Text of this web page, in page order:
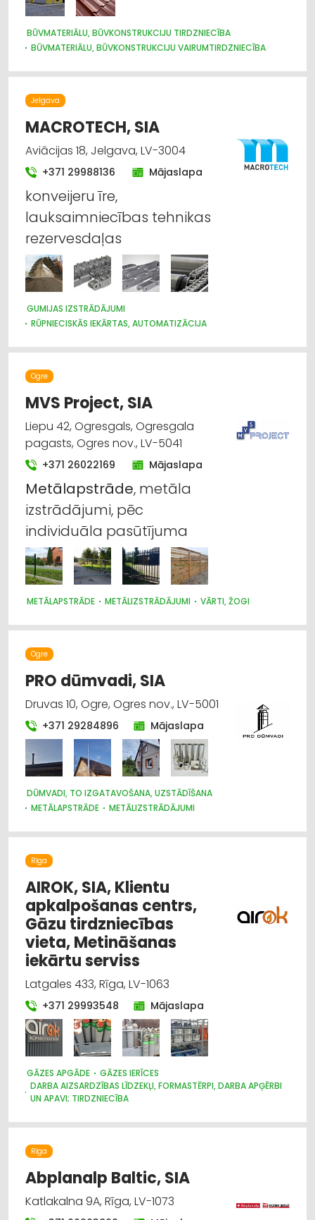
BŪVMATERIĀLU, BŪVKONSTRUKCIJU TIRDZNIECĪBA
BŪVMATERIĀLU, BŪVKONSTRUKCIJU VAIRUMTIRDZNIECĪBA
JUMTU SEGUMI
METĀLIZSTRĀDĀJUMI
DURVIS, LOGI
METĀLA TIRDZNIECĪBA
INTERNETVEIKALI, E-KOMERCIJA
APDARES MATERIĀLI: TIRDZNIECĪBA
Jelgava
MACROTECH, SIA
Aviācijas 18, Jelgava, LV-3004
+371 29988136 Mājaslapa
konveijeru īre,
lauksaimniecības tehnikas
rezervesdaļas
GUMIJAS IZSTRĀDĀJUMI
RŪPNIECISKĀS IEKĀRTAS, AUTOMATIZĀCIJA
Ogre
MVS Project, SIA
Liepu 42, Ogresgals, Ogresgala
pagasts, Ogres nov., LV-5041
+371 26022169 Mājaslapa
Metālapstrāde, metāla
izstrādājumi, pēc
individuāla pasūtījuma
METĀLAPSTRĀDE METĀLIZSTRĀDĀJUMI VĀRTI, ŽOGI
Ogre
PRO dūmvadi, SIA
Druvas 10, Ogre, Ogres nov., LV-5001
+371 29284896 Mājaslapa
DŪMVADI, TO IZGATAVOŠANA, UZSTĀDĪŠANA
METĀLAPSTRĀDE
METĀLIZSTRĀDĀJUMI
Rīga
AIROK, SIA, Klientu
apkalpošanas centrs,
Gāzu tirdzniecības
vieta, Metināšanas
iekārtu serviss
Latgales 433, Rīga, LV-1063
+371 29993548 Mājaslapa
GĀZES APGĀDE
GĀZES IERĪCES
DARBA AIZSARDZĪBAS LĪDZEKĻI, FORMASTĒRPI, DARBA APĢĒRBI
UN APAVI; TIRDZNIECĪBA
Rīga
Abplanalp Baltic, SIA
Katlakalna 9A, Rīga, LV-1073